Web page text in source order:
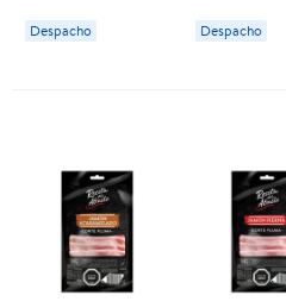
Despacho
g La Crianza
Despacho